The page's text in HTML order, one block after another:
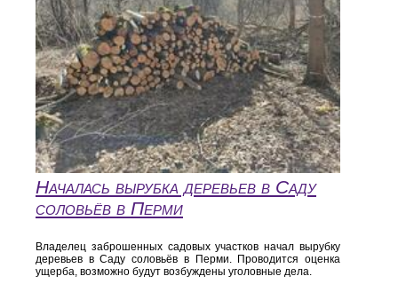
Началась вырубка деревьев в Саду
соловьёв в Перми
Владелец заброшенных садовых участков начал вырубку
деревьев в Саду соловьёв в Перми. Проводится оценка
ущерба, возможно будут возбуждены уголовные дела.